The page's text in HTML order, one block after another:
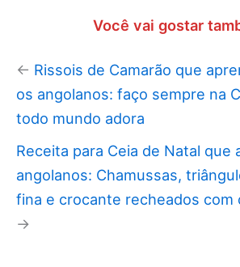
Você vai gostar
← Rissois de Camarão que
os angolanos: faço sempre na
todo mundo adora
Receita para Ceia de Natal que
angolanos: Chamussas,
fina e crocante recheados com
→